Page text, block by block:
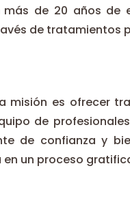
de 20 años de
de tratamientos
misión es ofrecer
de
de confianza y
un proceso